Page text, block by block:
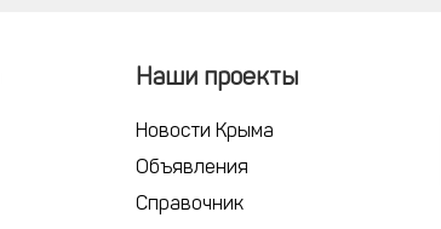
Наши проекты
Новости Крыма
Объявления
Справочник